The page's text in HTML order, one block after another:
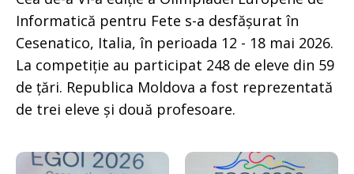
Informatică pentru Fete s-a desfășurat în
Cesenatico, Italia, în perioada 12 - 18 mai 2026.
La competiție au participat 248 de eleve din 59
de țări. Republica Moldova a fost reprezentată
de trei eleve și două profesoare.